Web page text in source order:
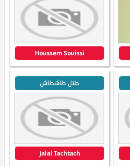
Houssem Souissi
جلال طاشطاش
Jalal Tachtach